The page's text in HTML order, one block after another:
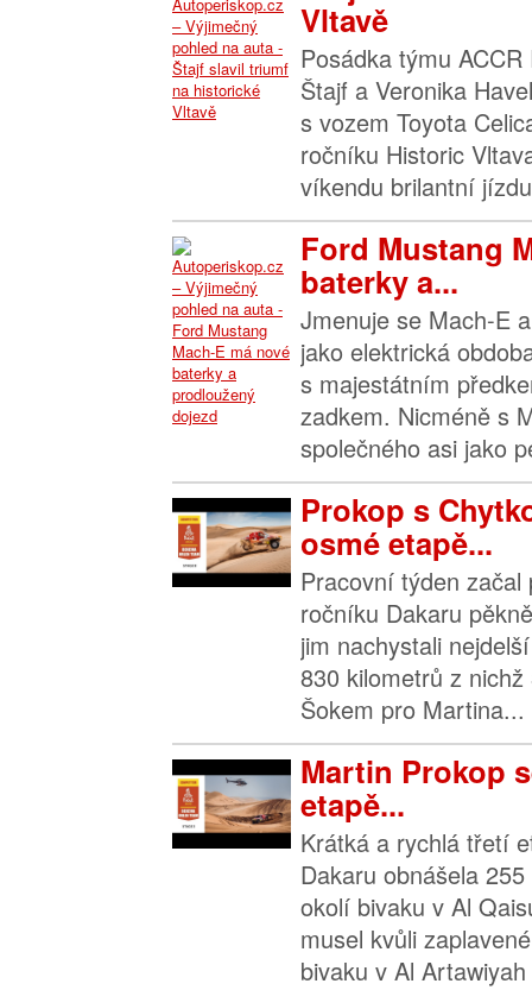
Vltavě
Posádka týmu
Štajf a Veronika
s vozem Toyota
ročníku Historic
víkendu brilantní
Ford Mustang
baterky a...
Jmenuje se Mach-E
jako elektrická
s majestátním
zadkem. Nicméně s
společného asi jako
Prokop s
osmé etapě...
Pracovní týden
ročníku Dakaru
jim nachystali
830 kilometrů z
Šokem pro Martina...
Martin Prokop
etapě...
Krátká a rychlá třetí
Dakaru obnášela
okolí bivaku v Al
musel kvůli
bivaku v Al